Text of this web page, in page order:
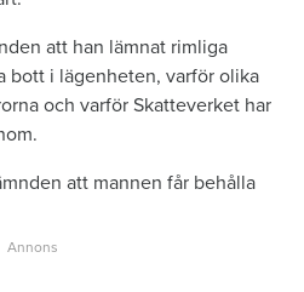
att han lämnat rimliga
bott i lägenheten, varför olika
och varför Skatteverket har
att mannen får behålla